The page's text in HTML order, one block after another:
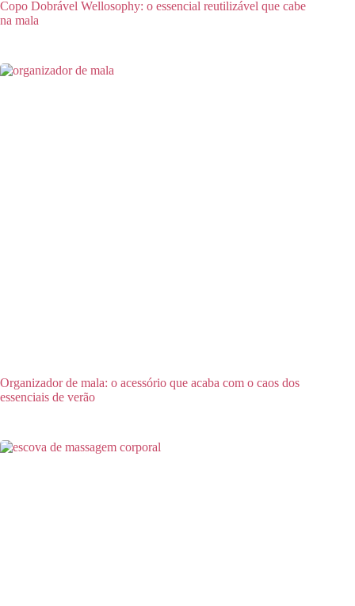
Copo Dobrável Wellosophy: o essencial reutilizável que cabe
na mala
Organizador de mala: o acessório que acaba com o caos dos
essenciais de verão